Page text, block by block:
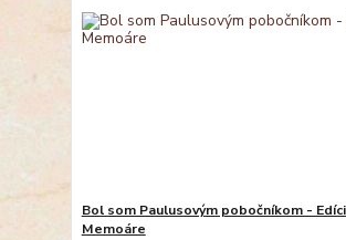
Bol som Paulusovým pobočníkom -
Memoáre